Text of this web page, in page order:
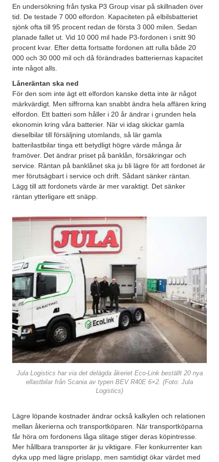
En undersökning från tyska P3 Group visar på skillnaden över
tid. De testade 7 000 elfordon. Kapaciteten på elbilsbatteriet
sjönk ofta till 95 procent redan de första 3 000 milen. Sedan
planade fallet ut. Vid 10 000 mil hade P3-fordonen i snitt 90
procent kvar. Efter detta fortsatte fordonen att rulla både 20
000 och 30 000 mil och då förändrades batteriernas kapacitet
inte något alls.
Låneräntan ska ned
För den som inte ägt ett elfordon kanske detta inte är något
märkvärdigt. Men siffrorna kan snabbt ändra hela affären kring
elfordon. Ett batteri som håller i 20 år ändrar i grunden hela
ekonomin kring våra batterier. När vi idag skickar gamla
dieselbilar till försäljning utomlands, så lär gamla
batterilastbilar tinga ett betydligt högre värde många år
framöver. Det ändrar priset på banklån, försäkringar och
service. Räntan på banklånet ska ju bli lägre för att fordonet är
mer förutsägbart i service och drift. Sådant sänker räntan.
Lägg till att fordonets värde är mer varaktigt. Det sänker
räntan ytterligare ett snäpp.
Jula Logistics har via det delägda åkeriet Eco-Link beställt 20 nya
ellastbilar från Scania av typen BEV R40E 6×2. (Foto: Jula
Logistics)
Lägre löpande kostnader ändrar också kalkylen och relationen
mellan åkerierna och transportköparen. När transportköparna
får höra om fordonens låga slitage stiger deras köpintresse.
Mer hållbara transporter är ju viktigare. Fler konkurrenter kan
dyka upp med lägre prislapp, men samtidigt ökar värdet med